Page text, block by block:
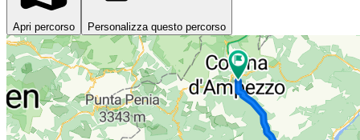
Apri percorso Personalizza questo percorso